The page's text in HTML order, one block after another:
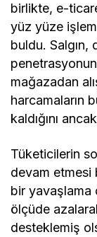
birlikte, e-
yüz yüze
buldu. Salgın,
mağazadan
harcamaların
kaldığını
Tüketicilerin
devam etmesi
bir yavaşlama
ölçüde
desteklemiş